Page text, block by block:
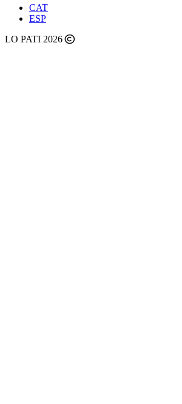
CAT
ESP
LO PATI 2026